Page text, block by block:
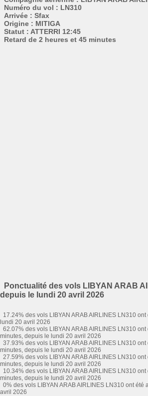
Numéro du vol : LN310
Arrivée : Sfax
Origine : MITIGA
Statut : ATTERRI 12:45
Retard de 2 heures et 45 minutes
Ponctualité des vols LIBYAN ARAB
depuis le lundi 20 avril 2026
17.24% des vols LIBYAN ARAB AIRLINES LN310
lundi 20 avril 2026
62.07% des vols LIBYAN ARAB AIRLINES LN310
minutes, depuis le lundi 20 avril 2026
37.93% des vols LIBYAN ARAB AIRLINES LN310
minutes, depuis le lundi 20 avril 2026
27.59% des vols LIBYAN ARAB AIRLINES LN310
minutes, depuis le lundi 20 avril 2026
10.34% des vols LIBYAN ARAB AIRLINES LN310
minutes, depuis le lundi 20 avril 2026
0% des vols LIBYAN ARAB AIRLINES LN310 ont
avril 2026